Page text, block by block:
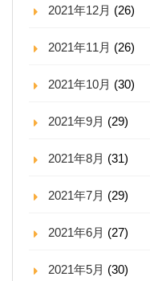
2021年12月 (26)
2021年11月 (26)
2021年10月 (30)
2021年9月 (29)
2021年8月 (31)
2021年7月 (29)
2021年6月 (27)
2021年5月 (30)